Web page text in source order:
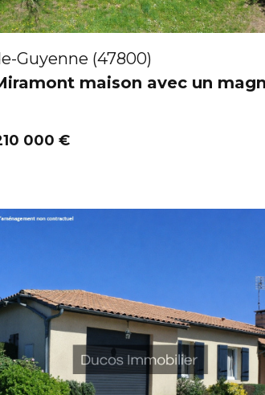
Guyenne (47800)
maison avec un
000 €
VOIR